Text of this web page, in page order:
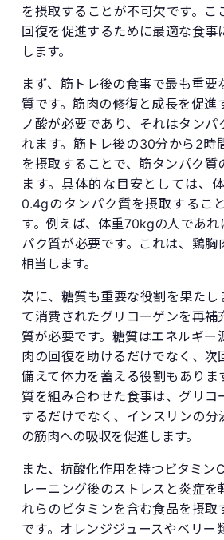
を摂取することが不可欠です。こ
回復を促進するために最適な食事
します。
まず、筋トレ後の食事で最も重要
質です。筋肉の修復と成長を促進
ノ酸が必要であり、それはタンパ
れます。筋トレ後の30分から2時
を摂取することで、筋タンパク質
ます。具体的な目安としては、
0.4gのタンパク質を摂取するこ
す。例えば、体重70kgの人であ
パク質が必要です。これは、鶏
相当します。
次に、糖質も重要な役割を果たし
て消費されたグリコーゲンを再補
質が必要です。糖質はエネルギー
肉の回復を助けるだけでなく、次
備えて体力を蓄える役割もありま
質を組み合わせた食事は、グリコ
するだけでなく、インスリンの分
の筋肉への吸収を促進します。
また、抗酸化作用を持つビタミン
レーニング後のストレスと炎症を
れらのビタミンを含む食品を摂取
です。オレンジジュースやベリー